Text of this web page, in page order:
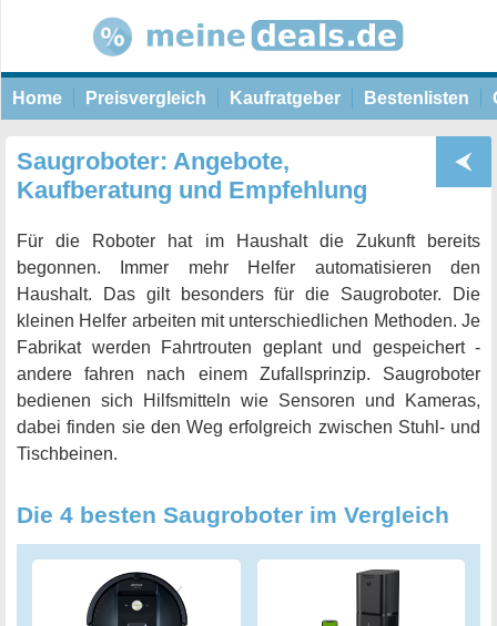
Home Preisvergleich Kaufratgeber Bestenlisten
Saugroboter: Angebote,
Kaufberatung und Empfehlung
Für die Roboter hat im Haushalt die Zukunft bereits
begonnen. Immer mehr Helfer automatisieren den
Haushalt. Das gilt besonders für die Saugroboter. Die
kleinen Helfer arbeiten mit unterschiedlichen Methoden. Je
Fabrikat werden Fahrtrouten geplant und gespeichert -
andere fahren nach einem Zufallsprinzip. Saugroboter
bedienen sich Hilfsmitteln wie Sensoren und Kameras,
dabei finden sie den Weg erfolgreich zwischen Stuhl- und
Tischbeinen.
Die 4 besten Saugroboter im Vergleich